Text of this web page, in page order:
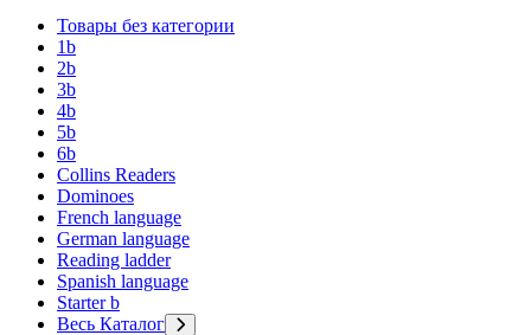
Товары без категории
1b
2b
3b
4b
5b
6b
Collins Readers
Dominoes
French language
German language
Reading ladder
Spanish language
Starter b
Весь Каталог